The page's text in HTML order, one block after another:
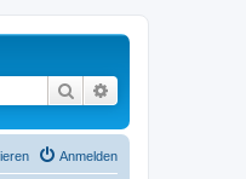
Suche
Anmelden